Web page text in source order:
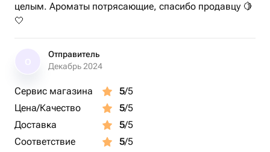
Ноты:
▨ Базовые: сандал, перец, амбра
Объем: 190 мл
Время горения: до 30 часов
целым. Ароматы потрясающие, спасибо продавцу 🍋
🤍
Отправитель
Декабрь 2024
Сервис магазина 5/5
Цена/Качество
5/5
Доставка
5/5
Соответствие
5/5